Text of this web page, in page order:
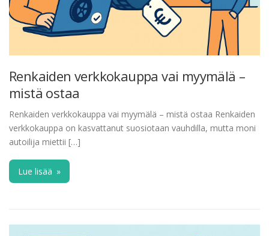
Renkaiden verkkokauppa vai myymälä –
mistä ostaa
Renkaiden verkkokauppa vai myymälä – mistä ostaa Renkaiden
verkkokauppa on kasvattanut suosiotaan vauhdilla, mutta moni
autoilija miettii […]
Lue lisää »